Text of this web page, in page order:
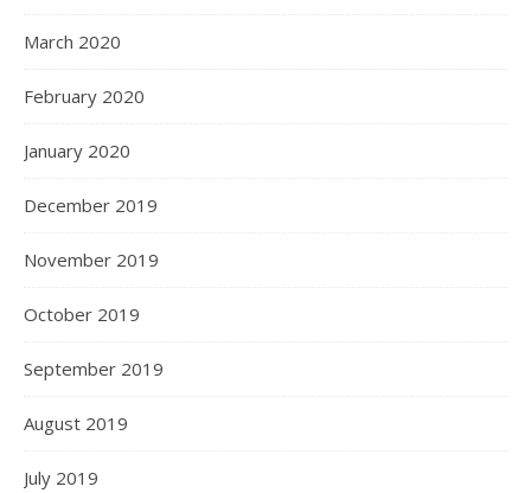
March 2020
February 2020
January 2020
December 2019
November 2019
October 2019
September 2019
August 2019
July 2019